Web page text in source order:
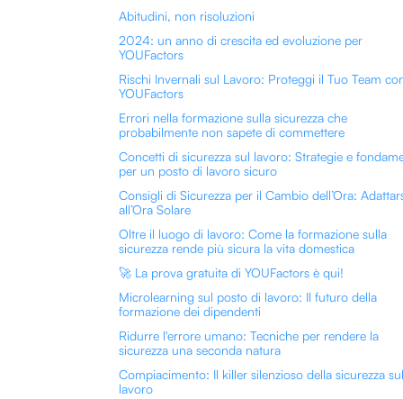
Abitudini, non risoluzioni
2024: un anno di crescita ed evoluzione per
YOUFactors
Rischi Invernali sul Lavoro: Proteggi il Tuo Team
YOUFactors
Errori nella formazione sulla sicurezza che
probabilmente non sapete di commettere
Concetti di sicurezza sul lavoro: Strategie e
per un posto di lavoro sicuro
Consigli di Sicurezza per il Cambio dell’Ora:
all’Ora Solare
Oltre il luogo di lavoro: Come la formazione sulla
sicurezza rende più sicura la vita domestica
🚀 La prova gratuita di YOUFactors è qui!
Microlearning sul posto di lavoro: Il futuro della
formazione dei dipendenti
Ridurre l'errore umano: Tecniche per rendere la
sicurezza una seconda natura
Compiacimento: Il killer silenzioso della sicurezza sul
lavoro